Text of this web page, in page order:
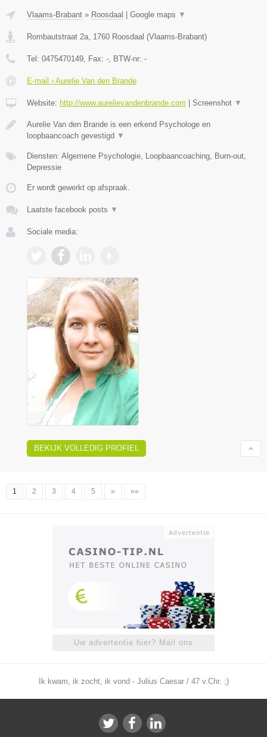
Vlaams-Brabant » Roosdaal | Google maps ▼
Rombautstraat 2a 1760 Roosdaal (Vlaams-Brabant)
Tel: 0475470149 , Fax: - , BTW-nr: -
E-mail › Aurelie Van den Brande
Website: http://www.aurelievandenbrande.com | Screenshot ▼
Aurelie Van den Brande is een erkend Psychologe en
loopbaancoach gevestigd ▼
Diensten: Algemene Psychologie, Loopbaancoaching, Burn-out,
Depressie
Er wordt gewerkt op afspraak.
Laatste facebook posts ▼
Sociale media:
BEKIJK VOLLEDIG PROFIEL
1 2 3 4 5 » »»
Uw advertentie hier? Mail ons
Ik kwam, ik zocht, ik vond - Julius Caesar / 47 v.Chr. ;)